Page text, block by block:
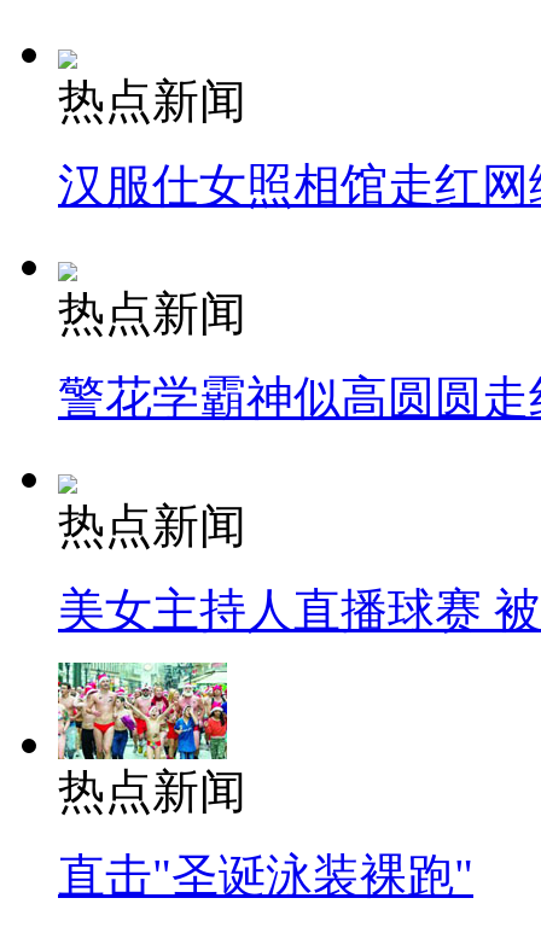
热点新闻
汉服仕女照相馆走红网
热点新闻
警花学霸神似高圆圆走
热点新闻
美女主持人直播球赛
热点新闻
直击"圣诞泳装裸跑"